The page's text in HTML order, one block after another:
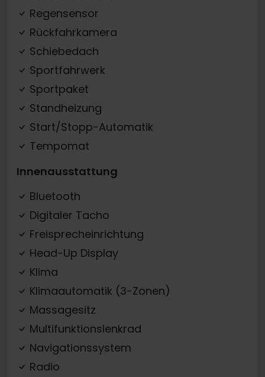
Regensensor
Rückfahrkamera
Schiebedach
Sportfahrwerk
Sportpaket
Standheizung
Start/Stopp-Automatik
Tempomat
Innenausstattung
Bluetooth
Digitaler Tacho
Freisprecheinrichtung
Head-Up Display
Klima
Klimaautomatik (3-Zonen)
Massagesitz
Multifunktionslenkrad
Navigationssystem
Radio